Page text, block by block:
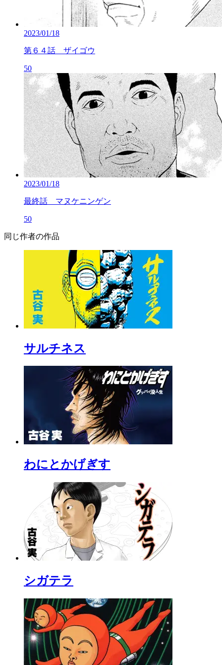
2023/01/18
第６４話 ザイゴウ
50
2023/01/18
最終話 マヌケニンゲン
50
同じ作者の作品
サルチネス
わにとかげぎす
シガテラ